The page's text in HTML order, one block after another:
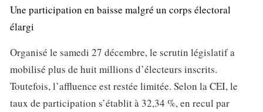
Une participation en baisse malgré un corps électoral
élargi
Organisé le samedi 27 décembre, le scrutin législatif a
mobilisé plus de huit millions d’électeurs inscrits.
Toutefois, l’affluence est restée limitée. Selon la CEI, le
taux de participation s’établit à 32,34 %, en recul par